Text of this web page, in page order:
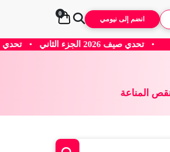
انضم إلى نيومي
0
• تحدي صيف 2026 الجزء الاول •
المناعة